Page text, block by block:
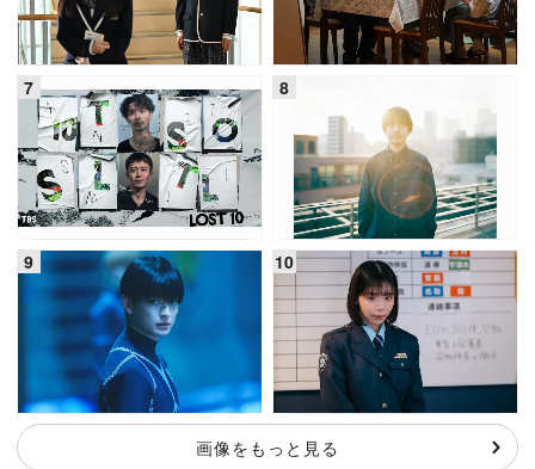
画像をもっと見る